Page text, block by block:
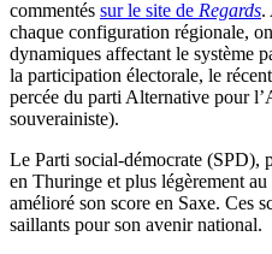
commentés sur le site de Regards.
chaque configuration régionale,
dynamiques affectant le système
la participation électorale, le
percée du parti Alternative pour
souverainiste).
Le Parti social-démocrate (SPD),
en Thuringe et plus légèrement
amélioré son score en Saxe. Ces
saillants pour son avenir national.